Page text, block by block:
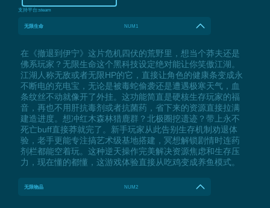
支持平台:steam
无限生命 NUM1
在《撤退到伊宁》这片危机四伏的荒野里，想当个莽夫还是
佛系玩家？无限生命这个黑科技设定绝对能让你笑傲江湖。
江湖人称无敌或者无限HP的它，直接让角色的健康条变成永
不断电的充电宝，无论是被毒蛇偷袭还是遭遇极寒天气，血
条纹丝不动就像开了外挂。这功能简直是硬核生存玩家的福
音，再也不用肝抗毒剂或者抗菌药，省下来的资源直接拉满
建造进度。想冲红木森林猎鹿群？北极圈挖遗迹？带上永不
死亡buff直接莽就完了。新手玩家从此告别生存机制劝退体
验，老手更能专注搞艺术级基地搭建，冥想解锁剧情时连药
剂栏都能空着玩。这种逆天操作完美解决资源焦虑和生存压
力，现在懂的都懂，这游戏体验直接从吃鸡变成养鱼模式。
无限物品 NUM2